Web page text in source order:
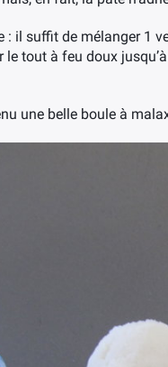
: il suffit de mélanger 1
tout à feu doux
une belle boule à